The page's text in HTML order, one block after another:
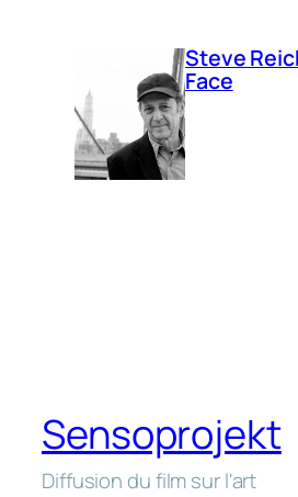
Steve
Face
Sensoprojekt
Diffusion du film sur l'art